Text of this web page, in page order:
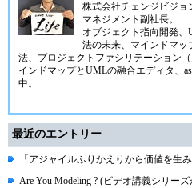
株式会社チェンジビジョ
マネジメント副社長。
オブジェクト指向開発
法の未来、マインドマ
法、プロジェクトファシリテーション
インドマップとUMLの融合エディタ、
中。
最近のエントリー
「アジャイルふりかえりから価値を生
Are You Modeling ? (ビデオ講義シリー